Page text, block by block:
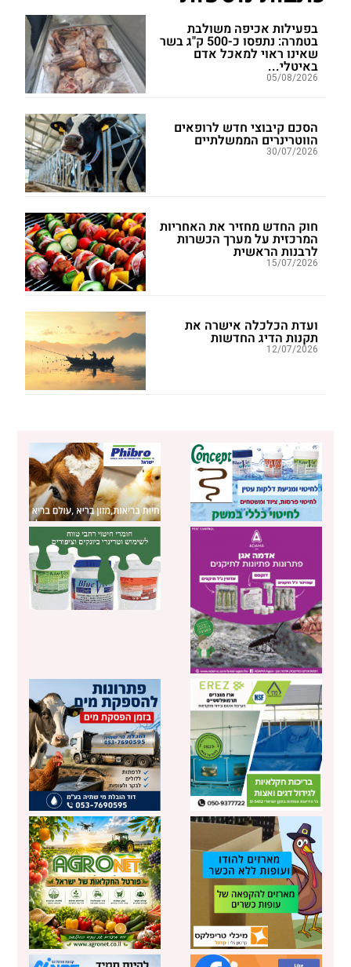
בפעילות אכיפה משולבת
בטמרה: נתפסו כ-500 ק"ג בשר
שאינו ראוי למאכל אדם
באיטלי...
05/08/2026
הסכם קיבוצי חדש לרופאים
הווטרינרים הממשלתיים
30/07/2026
חוק החדש מחזיר את האחריות
המרכזית על מערך הכשרות
לרבנות הראשית
15/07/2026
ועדת הכלכלה אישרה את
תקנות הדיג החדשות
12/07/2026